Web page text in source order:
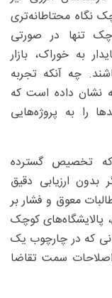
نگاه محتاطانه‌تری
تنها در صورتی
به خوراک، بازار
چه آنکه تجربه
نشان داده است که
را به پروژه‌هایی
تخصیص گسترده
بدون ارزیابی دقیق
معوق و فشار بر
پالایشگاه‌های کوچک
که در چارچوب یک
سمت تقاضا